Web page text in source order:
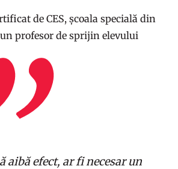
de CES, școala specială din
profesor de sprijin elevului
aibă efect, ar fi necesar un